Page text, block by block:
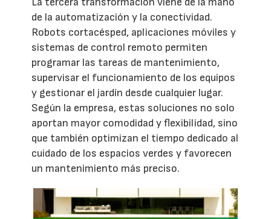
de la automatización y la conectividad.
Robots cortacésped, aplicaciones móviles y
sistemas de control remoto permiten
programar las tareas de mantenimiento,
supervisar el funcionamiento de los equipos
y gestionar el jardín desde cualquier lugar.
Según la empresa, estas soluciones no solo
aportan mayor comodidad y flexibilidad, sino
que también optimizan el tiempo dedicado al
cuidado de los espacios verdes y favorecen
un mantenimiento más preciso.